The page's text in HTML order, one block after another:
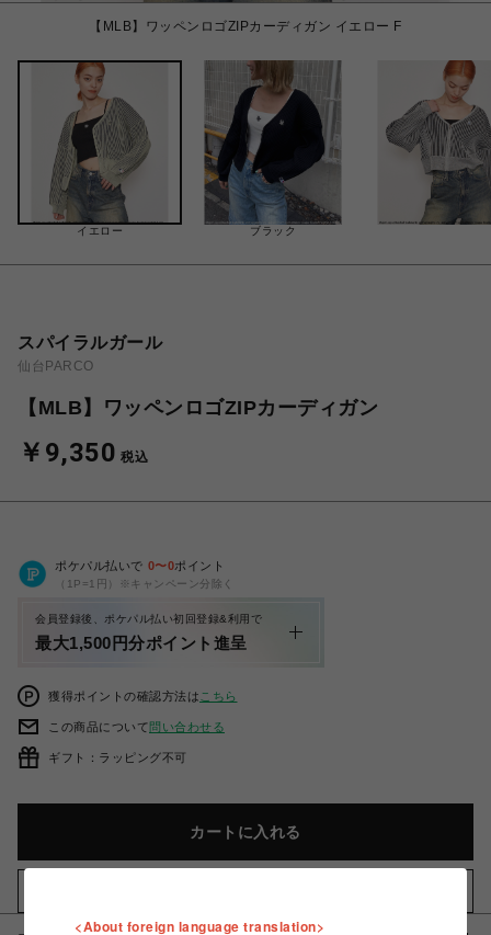
【MLB】ワッペンロゴZIPカーディガン イエロー F
イエロー ブラック
スパイラルガール
仙台PARCO
【MLB】ワッペンロゴZIPカーディガン
￥9,350 税込
ポケパル払いで 0〜0ポイント
（1P=1円）※キャンペーン分除く
会員登録後、ポケパル払い初回登録&利用で
最大1,500円分ポイント進呈
獲得ポイントの確認方法は こちら
この商品について問い合わせる
ギフト：ラッピング不可
カートに入れる
<About foreign language translation>